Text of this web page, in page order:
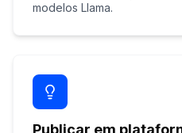
modelos Llama.
Publicar em